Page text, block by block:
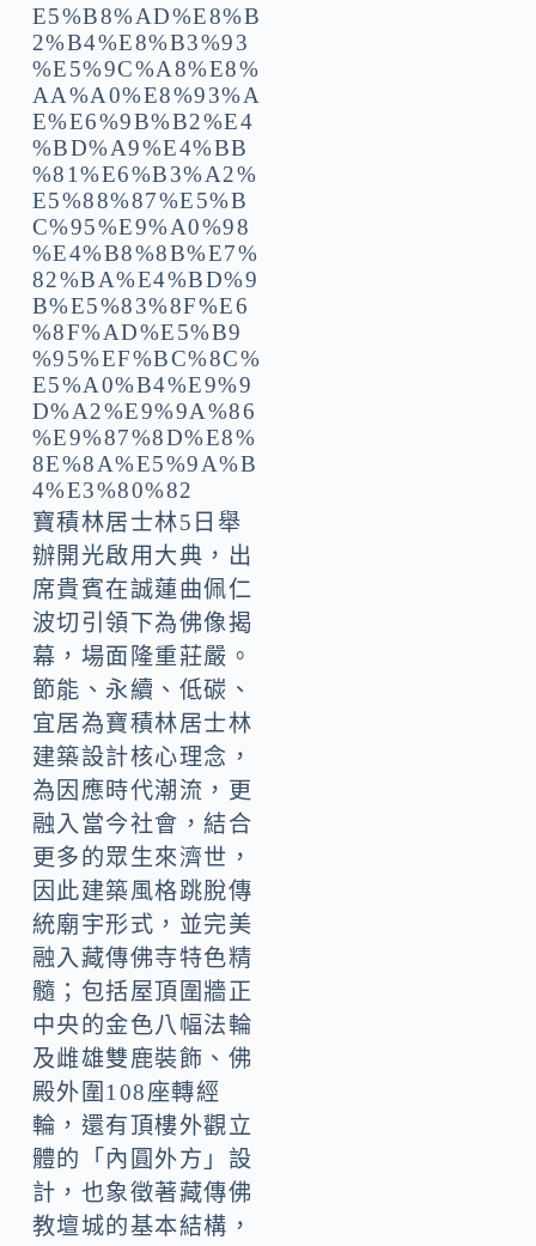
寶積林居士林5日舉
辦開光啟用大典，出
席貴賓在誠蓮曲佩仁
波切引領下為佛像揭
幕，場面隆重莊嚴。
節能、永續、低碳、
宜居為寶積林居士林
建築設計核心理念，
為因應時代潮流，更
融入當今社會，結合
更多的眾生來濟世，
因此建築風格跳脫傳
統廟宇形式，並完美
融入藏傳佛寺特色精
髓；包括屋頂圍牆正
中央的金色八幅法輪
及雌雄雙鹿裝飾、佛
殿外圍108座轉經
輪，還有頂樓外觀立
體的「內圓外方」設
計，也象徵著藏傳佛
教壇城的基本結構，